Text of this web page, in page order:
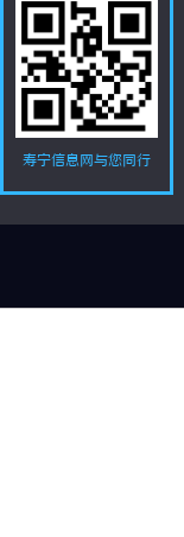
寿宁信息网与您同行